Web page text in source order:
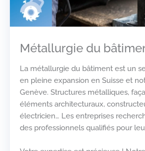
Métallurgie du
La métallurgie du bâtiment est un
en pleine expansion en Suisse et
Genève. Structures métalliques,
éléments architecturaux,
électricien… Les entreprises
des professionnels qualifiés pour